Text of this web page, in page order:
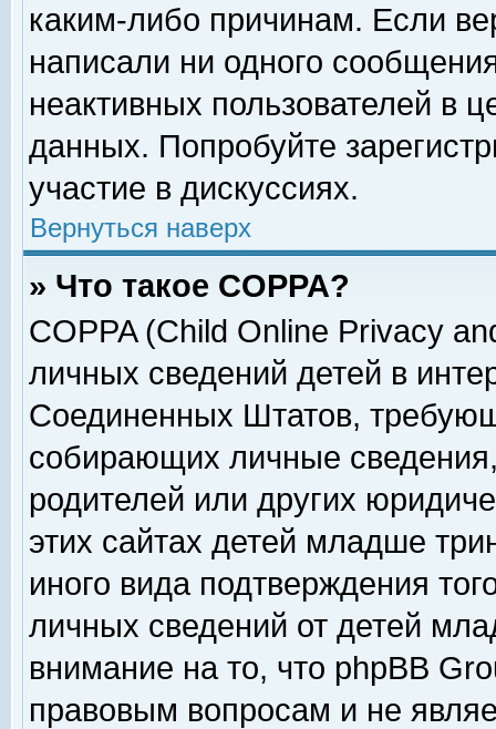
каким-либо причинам. Если
написали ни одного
неактивных пользователей в
данных. Попробуйте
участие в дискуссиях.
Вернуться наверх
» Что такое COPPA?
COPPA (Child Online Privacy
личных сведений детей в
Соединенных Штатов,
собирающих личные
родителей или других
этих сайтах детей младше
иного вида подтверждения
личных сведений от детей
внимание на то, что phpBB
правовым вопросам и не